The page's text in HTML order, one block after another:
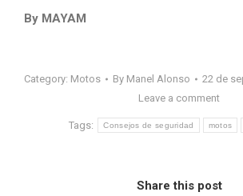
By MAYAM
Category: Motos By Manel Alonso
22 de
Leave a comment
Tags: Consejos de seguridad motos
Share this post